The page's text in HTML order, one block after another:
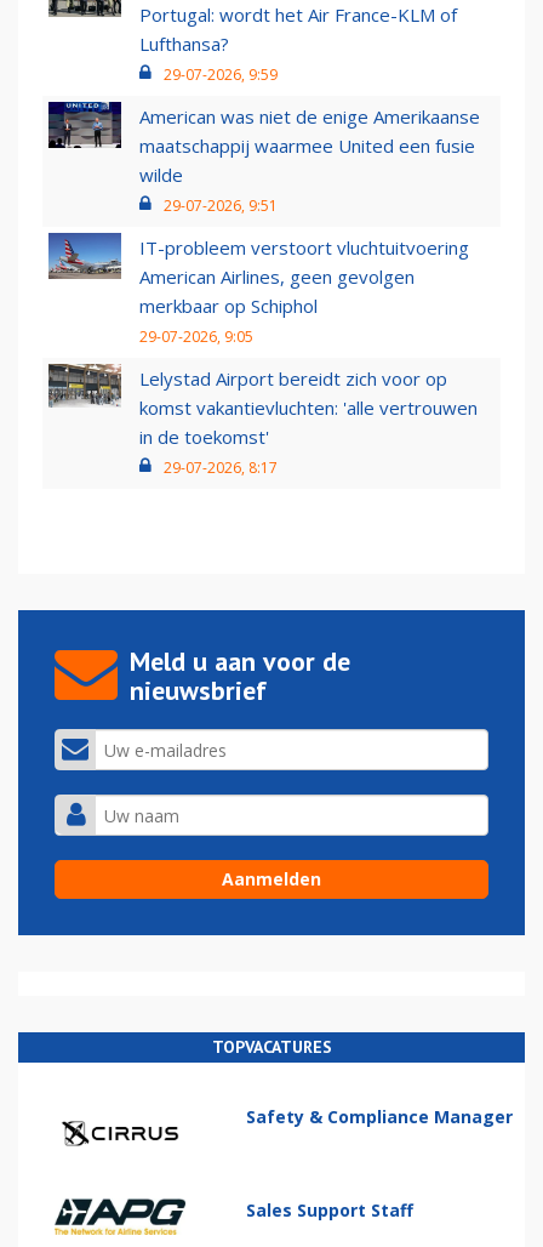
Portugal: wordt het Air France-KLM of
Lufthansa?
29-07-2026, 9:59
American was niet de enige Amerikaanse
maatschappij waarmee United een fusie
wilde
29-07-2026, 9:51
IT-probleem verstoort vluchtuitvoering
American Airlines, geen gevolgen
merkbaar op Schiphol
29-07-2026, 9:05
Lelystad Airport bereidt zich voor op
komst vakantievluchten: 'alle vertrouwen
in de toekomst'
29-07-2026, 8:17
Meld u aan voor de
nieuwsbrief
TOPVACATURES
Safety & Compliance Manager
Sales Support Staff